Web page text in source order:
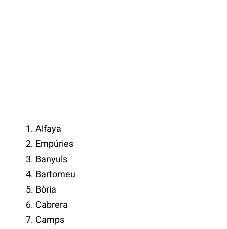
Alfaya
Empúries
Banyuls
Bartomeu
Bòria
Cabrera
Camps